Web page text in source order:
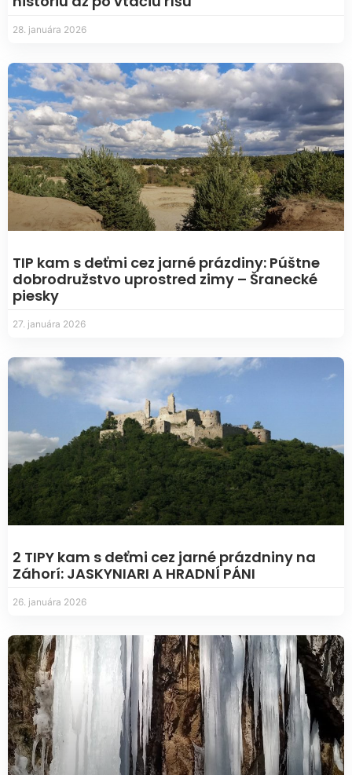
28. januára 2026
TIP kam s deťmi cez jarné prázdiny: Púštne
dobrodružstvo uprostred zimy – Šranecké
piesky
27. januára 2026
2 TIPY kam s deťmi cez jarné prázdniny na
Záhorí: JASKYNIARI A HRADNÍ PÁNI
26. januára 2026